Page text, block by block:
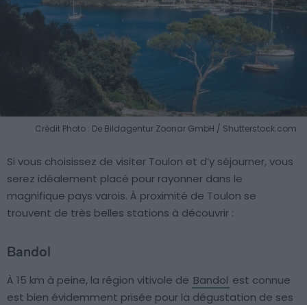
Crédit Photo : De Bildagentur Zoonar GmbH / Shutterstock.com
Si vous choisissez de visiter Toulon et d’y séjourner, vous
serez idéalement placé pour rayonner dans le
magnifique pays varois. À proximité de Toulon se
trouvent de très belles stations à découvrir :
Bandol
À 15 km à peine, la région vitivole de Bandol est connue
est bien évidemment prisée pour la dégustation de ses